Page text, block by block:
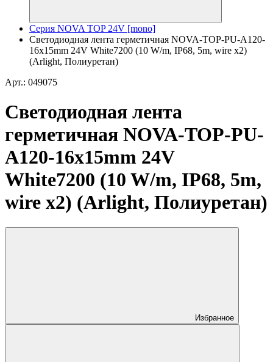
Серия NOVA TOP 24V [mono]
Светодиодная лента герметичная NOVA-TOP-PU-A120-
16x15mm 24V White7200 (10 W/m, IP68, 5m, wire x2)
(Arlight, Полиуретан)
Арт.: 049075
Светодиодная лента
герметичная NOVA-TOP-PU-
A120-16x15mm 24V
White7200 (10 W/m, IP68, 5m,
wire x2) (Arlight, Полиуретан)
Избранное